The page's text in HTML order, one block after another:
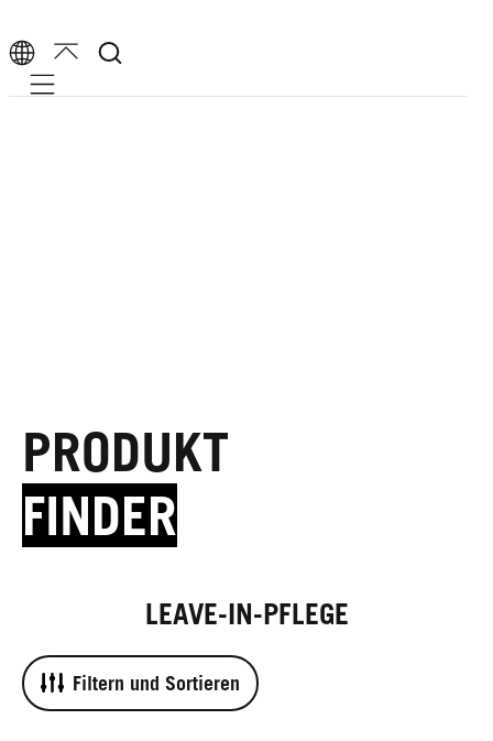
Mobile navigation
PRODUKT
FINDER
LEAVE-IN-PFLEGE
Filtern und Sortieren